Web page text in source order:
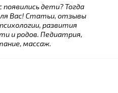
дети? Тогда
Вас! Статьи, отзывы
развития
и родов. Педиатрия,
массаж.